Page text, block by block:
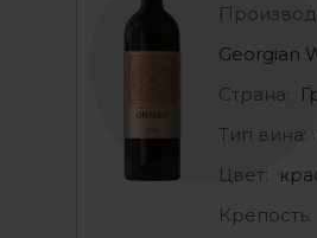
Georgian
Страна:
Тип вина:
Цвет:
Крепость: